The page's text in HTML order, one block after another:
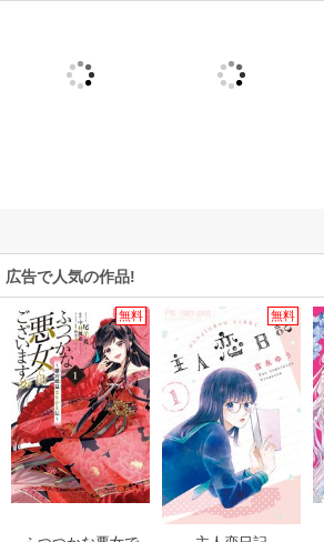
広告で人気の作品!
無料 無料